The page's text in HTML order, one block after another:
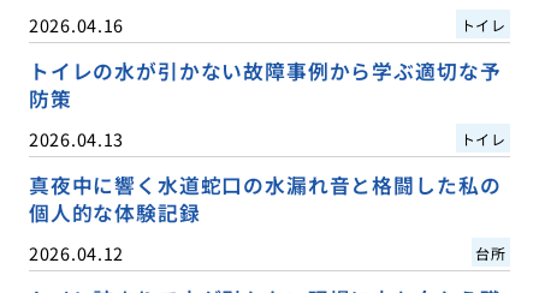
2026.04.16 トイレ
トイレの水が引かない故障事例から学ぶ適切な予
防策
2026.04.13 トイレ
真夜中に響く水道蛇口の水漏れ音と格闘した私の
個人的な体験記録
2026.04.12 台所